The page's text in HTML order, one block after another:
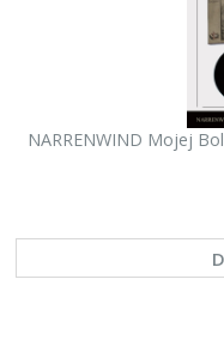
NARRENWIND Mojej